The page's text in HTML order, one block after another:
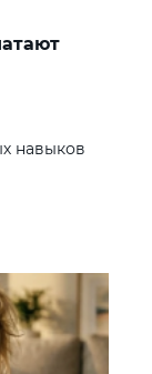
навыков